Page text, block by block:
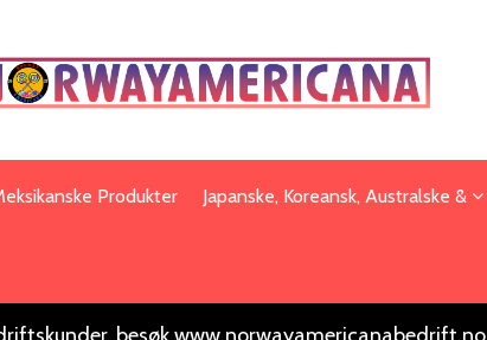
Produkter Japanske, Koreansk, Australske &